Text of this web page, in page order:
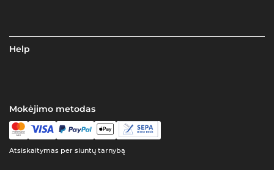
Help
Mokėjimo metodas
Atsiskaitymas per siuntų tarnybą